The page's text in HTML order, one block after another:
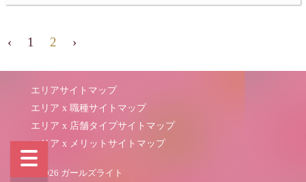
‹ 1 2 ›
エリアサイトマップ
エリア x 職種サイトマップ
エリア x 店舗タイプサイトマップ
エリア x メリットサイトマップ
© 2026 ガールズライト